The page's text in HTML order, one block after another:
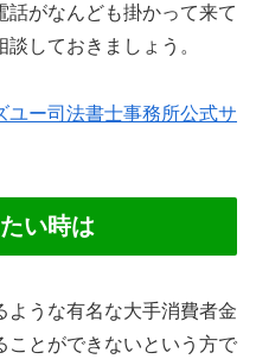
話がなんども掛かって来て
しておきましょう。
ユー司法書士事務所公式サ
い時は
ような有名な大手消費者金
ことができないという方で